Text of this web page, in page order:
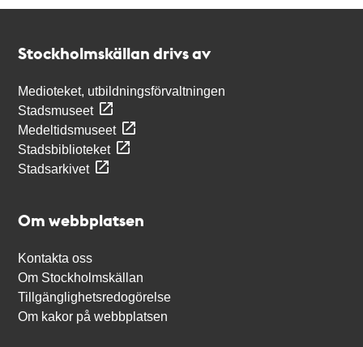
Stockholmskällan drivs av
Medioteket, utbildningsförvaltningen
Stadsmuseet
Medeltidsmuseet
Stadsbiblioteket
Stadsarkivet
Om webbplatsen
Kontakta oss
Om Stockholmskällan
Tillgänglighetsredogörelse
Om kakor på webbplatsen